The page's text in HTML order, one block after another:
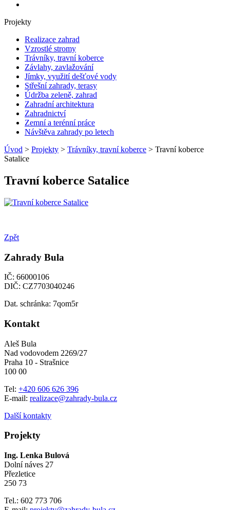
Projekty
Realizace zahrad
Vzrostlé stromy
Trávníky, travní koberce
Závlahy, zavlažování
Jímky, využití dešťové vody
Střešní zahrady, terasy
Údržba zeleně, zahrad
Zahradní architektura
Zahradnictví
Zemní a terénní práce
Návštěva zahrady po letech
Úvod > Projekty > Trávníky, travní koberce > Travní koberce
Satalice
Travní koberce Satalice
Zpět
Zahrady Bula
IČ: 66000106
DIČ: CZ7703040246
Dat. schránka: 7qom5r
Kontakt
Aleš Bula
Nad vodovodem 2269/27
Praha 10 - Strašnice
100 00
Tel: +420 606 626 396
E-mail: realizace@zahrady-bula.cz
Další kontakty
Projekty
Ing. Lenka Bulová
Dolní náves 27
Přezletice
250 73
Tel.: 602 773 706